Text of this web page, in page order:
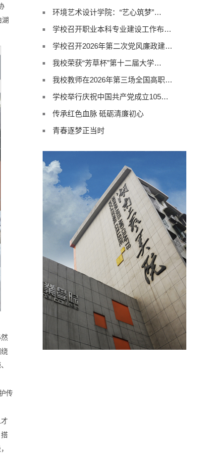
环境艺术设计学院：“艺心筑梦”…
学校召开职业本科专业建设工作布…
学校召开2026年第二次党风廉政建…
我校荣获“芳草杯”第十二届大学…
我校教师在2026年第三场全国高职…
学校举行庆祝中国共产党成立105…
传承红色血脉 砥砺清廉初心
青春逐梦正当时
传